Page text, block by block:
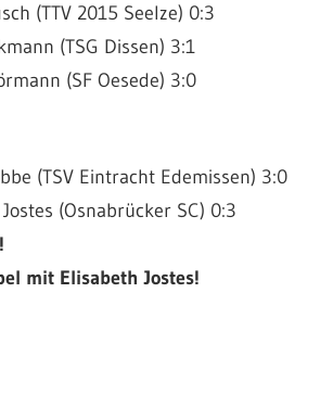
(TTV 2015 Seelze) 0:3
(TSG Dissen) 3:1
(SF Oesede) 3:0
(TSV Eintracht Edemissen) 3:0
(Osnabrücker SC) 0:3
mit Elisabeth Jostes!